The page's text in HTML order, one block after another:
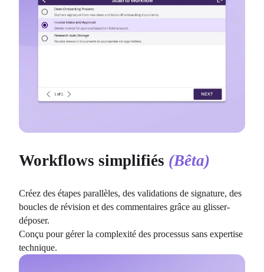
Workflows simplifiés (Bêta)
Créez des étapes parallèles, des validations de signature, des
boucles de révision et des commentaires grâce au glisser-
déposer.
Conçu pour gérer la complexité des processus sans expertise
technique.